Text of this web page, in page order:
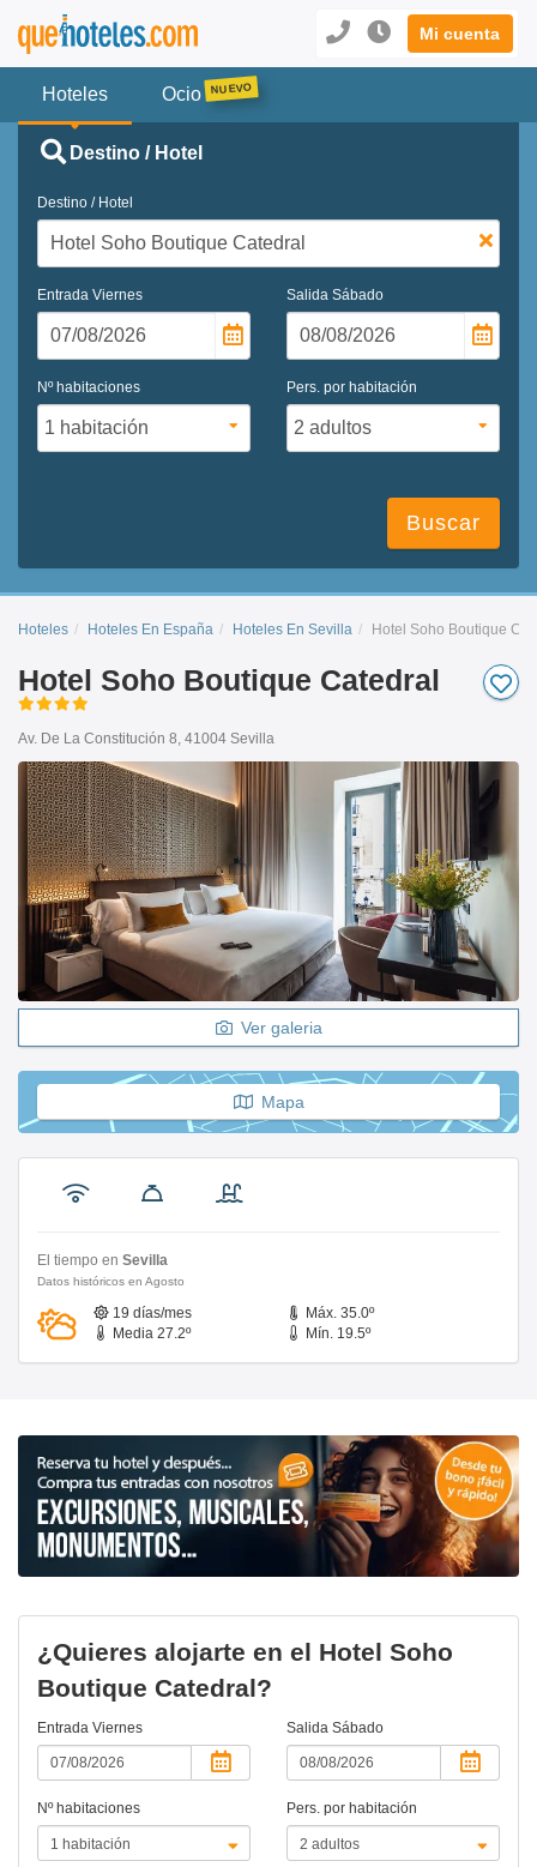
Mi cuenta
Hoteles Ocio
Destino / Hotel
Destino / Hotel
Entrada Viernes Salida Sábado
Nº habitaciones Pers. por habitación
Buscar
Hoteles Hoteles En España Hoteles En Sevilla Hotel Soho Boutique
Hotel Soho Boutique Catedral
Av. De La Constitución 8, 41004 Sevilla
Ver galeria
Mapa
El tiempo en Sevilla
Datos históricos en Agosto
19 días/mes
Máx. 35.0º
Media 27.2º
Mín. 19.5º
¿Quieres alojarte en el Hotel Soho
Boutique Catedral?
Entrada Viernes Salida Sábado
Nº habitaciones Pers. por habitación